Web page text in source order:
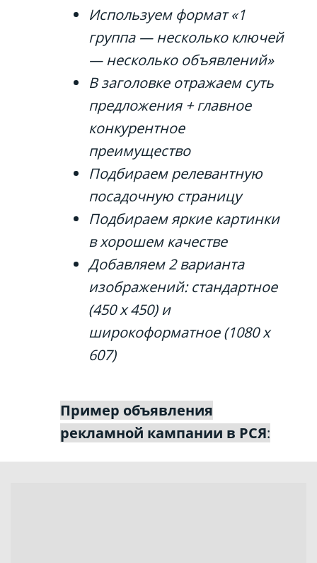
Используем формат «1
группа — несколько ключей
— несколько объявлений»
В заголовке отражаем суть
предложения + главное
конкурентное
преимущество
Подбираем релевантную
посадочную страницу
Подбираем яркие картинки
в хорошем качестве
Добавляем 2 варианта
изображений: стандартное
(450 х 450) и
широкоформатное (1080 х
607)
Пример объявления
рекламной кампании в РСЯ: